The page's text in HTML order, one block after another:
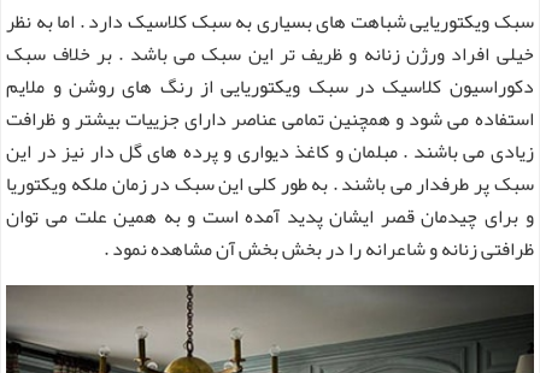
سبک ویکتوریایی شباهت های بسیاری به سبک کلاسیک دارد . اما به نظر
خیلی افراد ورژن زنانه و ظریف تر این سبک می باشد . بر خلاف سبک
دکوراسیون کلاسیک در سبک ویکتوریایی از رنگ های روشن و ملایم
استفاده می شود و همچنین تمامی عناصر دارای جزییات بیشتر و ظرافت
زیادی می باشند .مبلمان و کاغذ دیواری و پرده های گل دار نیز در این
سبک پر طرفدار می باشند . به طور کلی این سبک در زمان ملکه ویکتوریا
و برای چیدمان قصر ایشان پدید آمده است و به همین علت می توان
ظرافتی زنانه و شاعرانه را در بخش بخش آن مشاهده نمود .